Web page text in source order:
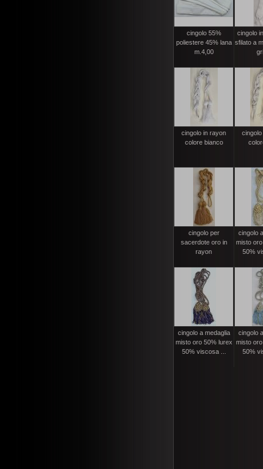
cingolo 55%
poliestere 45% lana
m.4,00
cingolo
sfilato a
cingolo in rayon
colore bianco
cingolo per
sacerdote oro in
rayon
cingolo
misto
50%
cingolo a medaglia
misto oro 50% lurex
50% viscosa ...
cingolo
misto
50%